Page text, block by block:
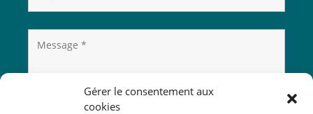
Gérer le consentement aux
cookies